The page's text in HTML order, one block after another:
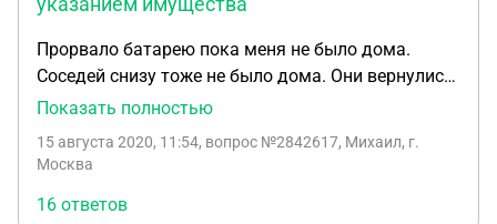
Прорвало батарею пока меня не было дома.
Соседей снизу тоже не было дома. Они вернулись
через 2 недели. Выяснилось, что до них вода
или Жилищника и составлять акт. Я опасаюсь,
будут указаны не относящиеся к нему. Квартира
Показать полностью
15 августа 2020, 11:54, вопрос №2842617, Михаил, г.
Москва
16 ответов